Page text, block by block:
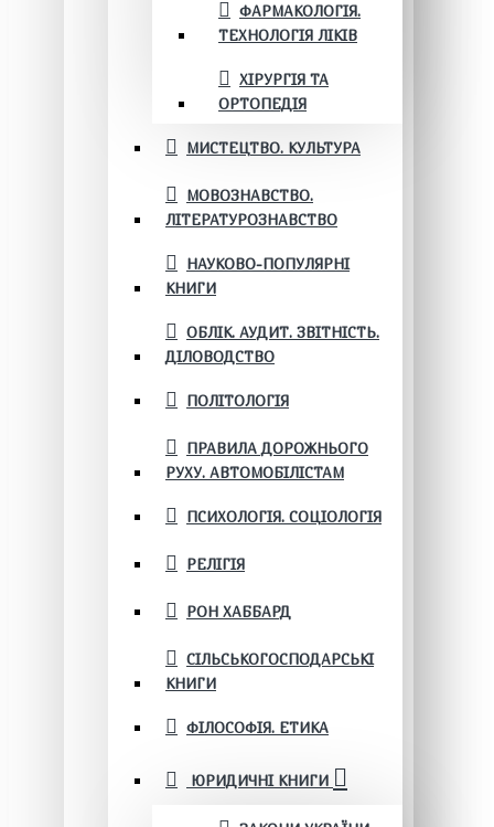
ФАРМАКОЛОГІЯ.
ТЕХНОЛОГІЯ ЛІКІВ
ХІРУРГІЯ ТА
ОРТОПЕДІЯ
МИСТЕЦТВО. КУЛЬТУРА
МОВОЗНАВСТВО.
ЛІТЕРАТУРОЗНАВСТВО
НАУКОВО-ПОПУЛЯРНІ
КНИГИ
ОБЛІК. АУДИТ. ЗВІТНІСТЬ.
ДІЛОВОДСТВО
ПОЛІТОЛОГІЯ
ПРАВИЛА ДОРОЖНЬОГО
РУХУ. АВТОМОБІЛІСТАМ
ПСИХОЛОГІЯ. СОЦІОЛОГІЯ
РЕЛІГІЯ
РОН ХАББАРД
СІЛЬСЬКОГОСПОДАРСЬКІ
КНИГИ
ФІЛОСОФІЯ. ЕТИКА
ЮРИДИЧНІ КНИГИ